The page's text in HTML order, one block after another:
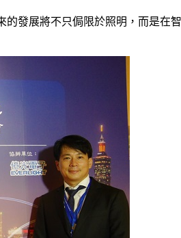
發展將不只侷限於照明，而是在